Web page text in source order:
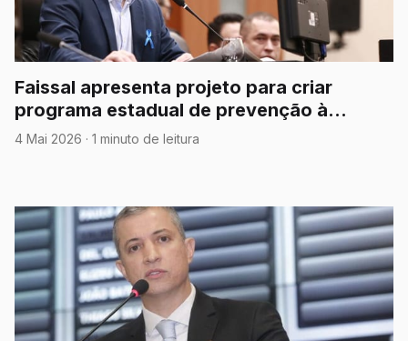
Faissal apresenta projeto para criar
programa estadual de prevenção à
meningite em Mato Grosso
4 Mai 2026 · 1 minuto de leitura